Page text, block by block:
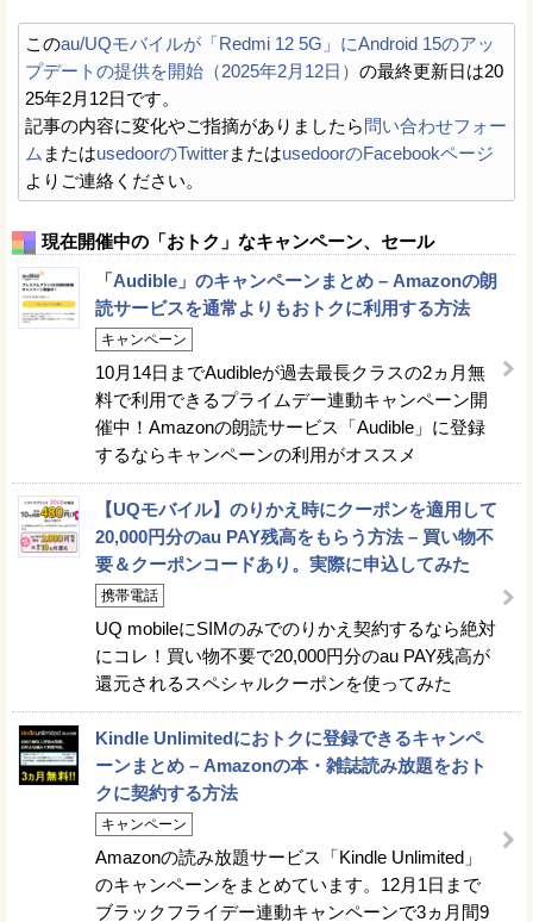
このau/UQモバイルが「Redmi 12 5G」にAndroid 15のアッ
プデートの提供を開始（2025年2月12日） の最終更新日は20
25年2月12日です。
記事の内容に変化やご指摘がありましたら問い合わせフォー
ム またはusedoorのTwitterまたはusedoorのFacebookページ
よりご連絡ください。
現在開催中の「おトク」なキャンペーン、セール
「Audible」のキャンペーンまとめ – Amazonの朗
読サービスを通常よりもおトクに利用する方法
キャンペーン
10月14日までAudibleが過去最長クラスの2ヵ月無
料で利用できるプライムデー連動キャンペーン開
催中！Amazonの朗読サービス「Audible」に登録
するならキャンペーンの利用がオススメ
【UQモバイル】のりかえ時にクーポンを適用して
20,000円分のau PAY残高をもらう方法 – 買い物不
要＆クーポンコードあり。実際に申込してみた
携帯電話
UQ mobileにSIMのみでのりかえ契約するなら絶対
にコレ！買い物不要で20,000円分のau PAY残高が
還元されるスペシャルクーポンを使ってみた
Kindle Unlimitedにおトクに登録できるキャンペ
ーンまとめ – Amazonの本・雑誌読み放題をおト
クに契約する方法
キャンペーン
Amazonの読み放題サービス「Kindle Unlimited」
のキャンペーンをまとめています。12月1日まで
ブラックフライデー連動キャンペーンで3ヵ月間9